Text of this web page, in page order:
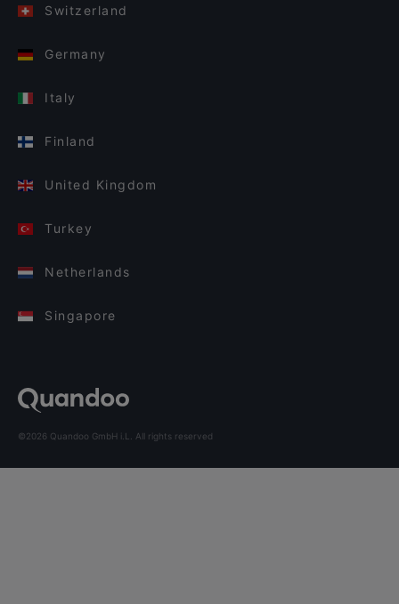
Switzerland
Germany
Italy
Finland
United Kingdom
Turkey
Netherlands
Singapore
©2026 Quandoo GmbH i.L. All rights reserved